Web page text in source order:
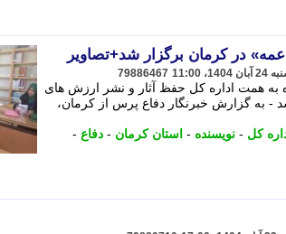
در کرمان برگزار شد+تصاویر
79886467
به همت اداره کل حفظ آثار و نشر ارزش های
به گزارش خبرنگار دفاع پرس از کرمان،
کل - نویسنده - استان کرمان - دفاع -